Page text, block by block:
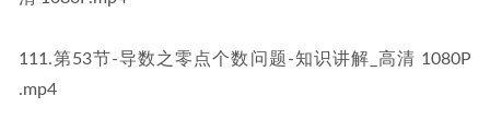
​111​.第53节-导数之零点个数问题-知识讲解_高清 1080P​​
.mp4